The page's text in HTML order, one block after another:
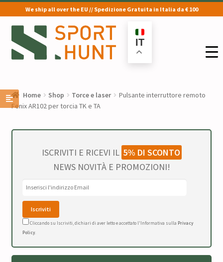
We ship all over the EU // Spedizione Gratuita in Italia da € 100
Vai
alla
navigazione
Vai
al
contenuto
IT
Home Shop Torce e laser
Pulsante interruttore remoto
Fenix AR102 per torcia TK e TA
ISCRIVITI E RICEVI IL 5% DI SCONTO
NEWS NOVITÀ E PROMOZIONI!
Cliccando su Iscriviti, dichiari di aver letto e accettato l'Informativa sulla Privacy
Policy.